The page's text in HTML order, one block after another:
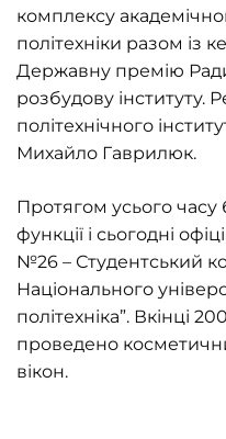
комплексу
політехніки разом із
Державну премію
розбудову інституту.
політехнічного
Михайло Гаврилюк.
Протягом усього часу
функції і сьогодні
№26 – Студентський
Національного
політехніка”. Вкінці
проведено
вікон.